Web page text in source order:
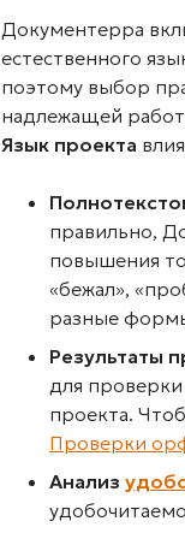
Документерра
естественного
поэтому выбор
надлежащей
Язык проекта
правильно,
повышения
«бежал»,
разные
Результаты
для
проекта.
Проверки
Анализ